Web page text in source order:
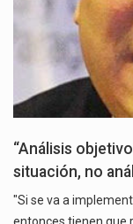
“Análisis
situación, no
"Si se va a